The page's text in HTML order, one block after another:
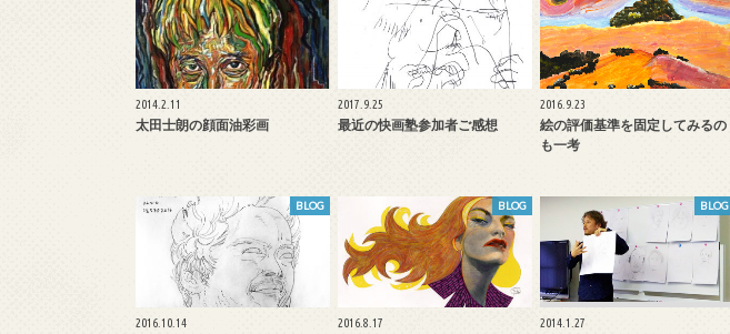
2014.2.11
太田士朗の顔面油彩画
2017.9.25
最近の快画塾参加者ご感想
2016.9.23
絵の評価基準を固定してみるの
も一考
BLOG
2016.10.14
BLOG
2016.8.17
BLOG
2014.1.27